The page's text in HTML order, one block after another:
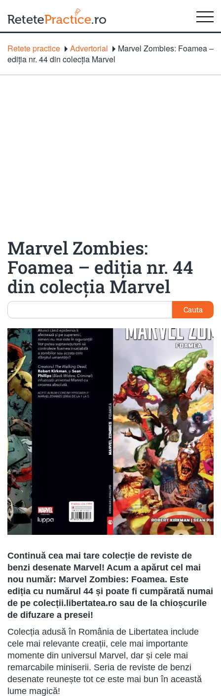
Retete practice Advertorial
Marvel Zombies: Foamea –
ediția nr. 44 din colecția Marvel
Marvel Zombies:
Foamea – ediția nr. 44
din colecția Marvel
Cauta
Continuă cea mai tare colecție de reviste de
benzi desenate Marvel! Acum a apărut cel mai
nou număr: Marvel Zombies: Foamea. Este
ediția cu numărul 44 și poate fi cumpărată numai
de pe colecții.libertatea.ro sau de la chioșcurile
de difuzare a presei!
Colecția adusă în România de Libertatea include
cele mai relevante creații, cele mai importante
momente din universul Marvel, dar și cele mai
remarcabile miniserii. Seria de reviste de benzi
desenate reunește tot ce este mai bun în această
lume magică!